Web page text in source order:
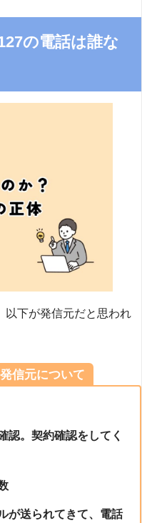
の電話は誰な
以下が発信元だと思われ
信元について
認。契約確認をしてく
が送られてきて、電話